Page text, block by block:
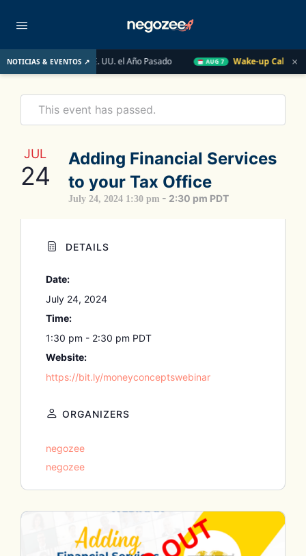
NOTICIAS & EVENTOS ↗
Inmobiliario de EE. UU. el Año Pasado AUG 7 Wake-up Call Friday
×
This event has passed.
JUL
24
Adding Financial Services
to your Tax Office
July 24, 2024 1:30 pm - 2:30 pm PDT
DETAILS
Date:
July 24, 2024
Time:
1:30 pm - 2:30 pm PDT
Website:
https://bit.ly/moneyconceptswebinar
ORGANIZERS
negozee
negozee